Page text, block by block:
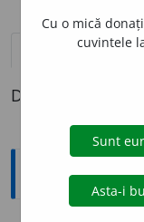
definiții (1)
Definiția cu ID-ul
Explicative
Cu o mică
cuvintele